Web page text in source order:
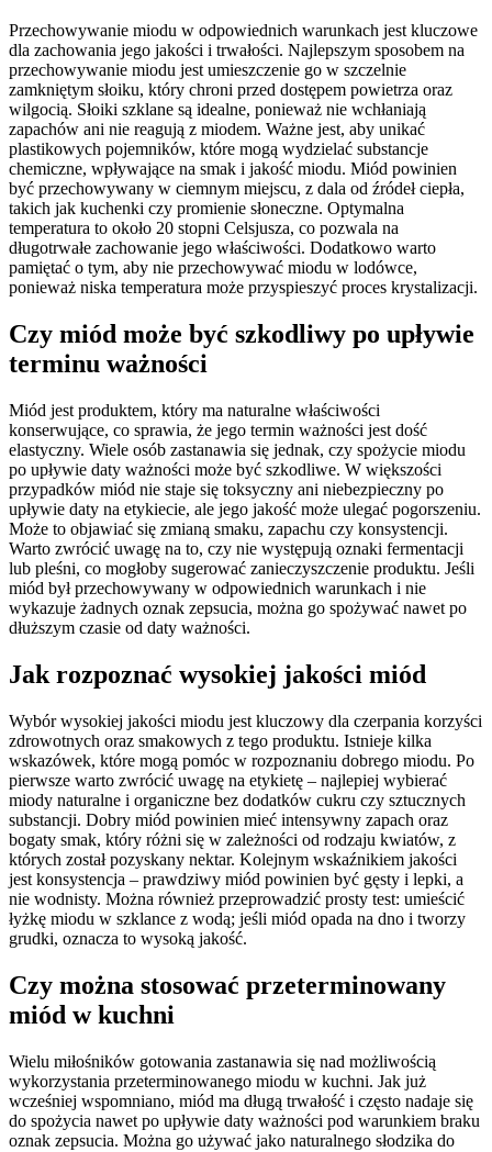
Przechowywanie miodu w odpowiednich warunkach jest kluczowe
dla zachowania jego jakości i trwałości. Najlepszym sposobem na
przechowywanie miodu jest umieszczenie go w szczelnie
zamkniętym słoiku, który chroni przed dostępem powietrza oraz
wilgocią. Słoiki szklane są idealne, ponieważ nie wchłaniają
zapachów ani nie reagują z miodem. Ważne jest, aby unikać
plastikowych pojemników, które mogą wydzielać substancje
chemiczne, wpływające na smak i jakość miodu. Miód powinien
być przechowywany w ciemnym miejscu, z dala od źródeł ciepła,
takich jak kuchenki czy promienie słoneczne. Optymalna
temperatura to około 20 stopni Celsjusza, co pozwala na
długotrwałe zachowanie jego właściwości. Dodatkowo warto
pamiętać o tym, aby nie przechowywać miodu w lodówce,
ponieważ niska temperatura może przyspieszyć proces krystalizacji.
Czy miód może być szkodliwy po upływie
terminu ważności
Miód jest produktem, który ma naturalne właściwości
konserwujące, co sprawia, że jego termin ważności jest dość
elastyczny. Wiele osób zastanawia się jednak, czy spożycie miodu
po upływie daty ważności może być szkodliwe. W większości
przypadków miód nie staje się toksyczny ani niebezpieczny po
upływie daty na etykiecie, ale jego jakość może ulegać pogorszeniu.
Może to objawiać się zmianą smaku, zapachu czy konsystencji.
Warto zwrócić uwagę na to, czy nie występują oznaki fermentacji
lub pleśni, co mogłoby sugerować zanieczyszczenie produktu. Jeśli
miód był przechowywany w odpowiednich warunkach i nie
wykazuje żadnych oznak zepsucia, można go spożywać nawet po
dłuższym czasie od daty ważności.
Jak rozpoznać wysokiej jakości miód
Wybór wysokiej jakości miodu jest kluczowy dla czerpania korzyści
zdrowotnych oraz smakowych z tego produktu. Istnieje kilka
wskazówek, które mogą pomóc w rozpoznaniu dobrego miodu. Po
pierwsze warto zwrócić uwagę na etykietę – najlepiej wybierać
miody naturalne i organiczne bez dodatków cukru czy sztucznych
substancji. Dobry miód powinien mieć intensywny zapach oraz
bogaty smak, który różni się w zależności od rodzaju kwiatów, z
których został pozyskany nektar. Kolejnym wskaźnikiem jakości
jest konsystencja – prawdziwy miód powinien być gęsty i lepki, a
nie wodnisty. Można również przeprowadzić prosty test: umieścić
łyżkę miodu w szklance z wodą; jeśli miód opada na dno i tworzy
grudki, oznacza to wysoką jakość.
Czy można stosować przeterminowany
miód w kuchni
Wielu miłośników gotowania zastanawia się nad możliwością
wykorzystania przeterminowanego miodu w kuchni. Jak już
wcześniej wspomniano, miód ma długą trwałość i często nadaje się
do spożycia nawet po upływie daty ważności pod warunkiem braku
oznak zepsucia. Można go używać jako naturalnego słodzika do